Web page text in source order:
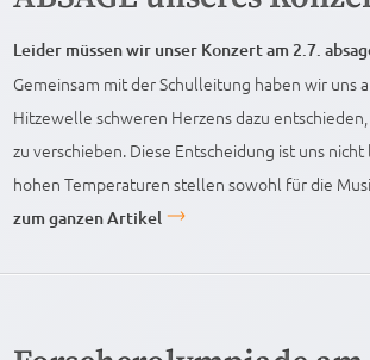
Leider müssen wir unser Konzert am 2.7.
Gemeinsam mit der Schulleitung haben wir uns
Hitzewelle schweren Herzens dazu
zu verschieben. Diese Entscheidung ist uns
hohen Temperaturen stellen sowohl für die
zum ganzen Artikel